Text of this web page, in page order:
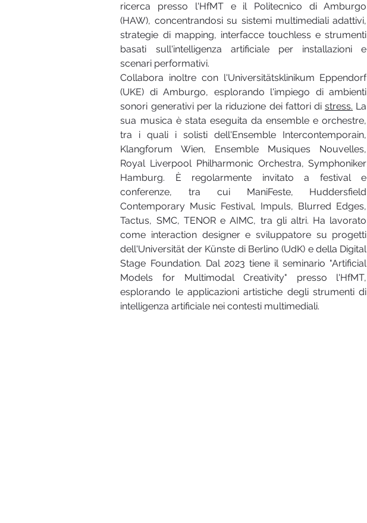
ricerca presso l'HfMT e il Politecnico di Amburgo
(HAW), concentrandosi su sistemi multimediali adattivi,
strategie di mapping, interfacce touchless e strumenti
basati sull'intelligenza artificiale per installazioni e
scenari performativi.
Collabora inoltre con l'Universitätsklinikum Eppendorf
(UKE) di Amburgo, esplorando l'impiego di ambienti
sonori generativi per la riduzione dei fattori di stress. La
sua musica è stata eseguita da ensemble e orchestre,
tra i quali i solisti dell'Ensemble Intercontemporain,
Klangforum Wien, Ensemble Musiques Nouvelles,
Royal Liverpool Philharmonic Orchestra, Symphoniker
Hamburg. È regolarmente invitato a festival e
conferenze, tra cui ManiFeste, Huddersfield
Contemporary Music Festival, Impuls, Blurred Edges,
Tactus, SMC, TENOR e AIMC, tra gli altri. Ha lavorato
come interaction designer e sviluppatore su progetti
dell'Universität der Künste di Berlino (UdK) e della Digital
Stage Foundation. Dal 2023 tiene il seminario "Artificial
Models for Multimodal Creativity" presso l'HfMT,
esplorando le applicazioni artistiche degli strumenti di
intelligenza artificiale nei contesti multimediali.